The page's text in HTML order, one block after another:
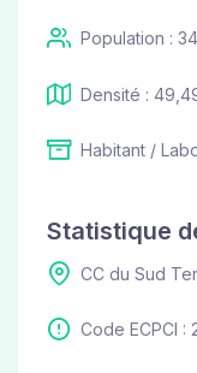
Population :
Densité :
Habitant /
Statistique
CC du Sud
Code ECPCI :